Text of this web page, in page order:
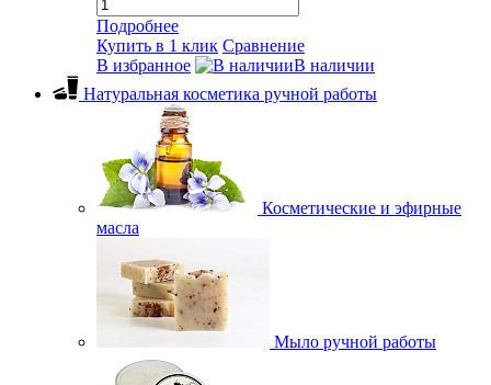
Подробнее
Купить в 1 клик Сравнение
В избранное
В наличии
Натуральная косметика ручной работы
Косметические и эфирные
масла
Мыло ручной работы